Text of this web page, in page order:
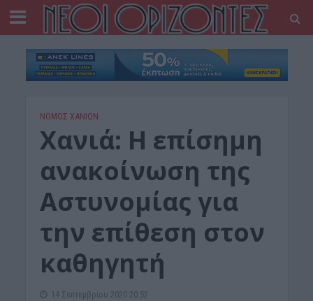
ΝΟΜΌΣ ΧΑΝΊΩΝ
Χανιά: Η επίσημη
ανακοίνωση της
Αστυνομίας για
την επίθεση στον
καθηγητή
14 Σεπτεμβρίου 2020 20:52